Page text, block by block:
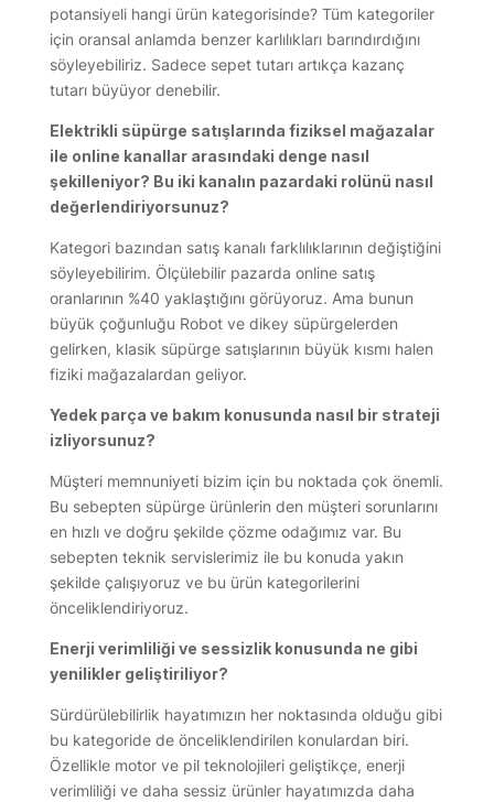
potansiyeli hangi ürün kategorisinde? Tüm kategoriler
için oransal anlamda benzer karlılıkları barındırdığını
söyleyebiliriz. Sadece sepet tutarı artıkça kazanç
tutarı büyüyor denebilir.
Elektrikli süpürge satışlarında fiziksel mağazalar
ile online kanallar arasındaki denge nasıl
şekilleniyor? Bu iki kanalın pazardaki rolünü nasıl
değerlendiriyorsunuz?
Kategori bazından satış kanalı farklılıklarının değiştiğini
söyleyebilirim. Ölçülebilir pazarda online satış
oranlarının %40 yaklaştığını görüyoruz. Ama bunun
büyük çoğunluğu Robot ve dikey süpürgelerden
gelirken, klasik süpürge satışlarının büyük kısmı halen
fiziki mağazalardan geliyor.
Yedek parça ve bakım konusunda nasıl bir strateji
izliyorsunuz?
Müşteri memnuniyeti bizim için bu noktada çok önemli.
Bu sebepten süpürge ürünlerin den müşteri sorunlarını
en hızlı ve doğru şekilde çözme odağımız var. Bu
sebepten teknik servislerimiz ile bu konuda yakın
şekilde çalışıyoruz ve bu ürün kategorilerini
önceliklendiriyoruz.
Enerji verimliliği ve sessizlik konusunda ne gibi
yenilikler geliştiriliyor?
Sürdürülebilirlik hayatımızın her noktasında olduğu gibi
bu kategoride de önceliklendirilen konulardan biri.
Özellikle motor ve pil teknolojileri geliştikçe, enerji
verimliliği ve daha sessiz ürünler hayatımızda daha